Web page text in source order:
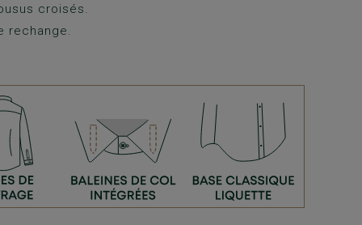
croisés.
rechange.